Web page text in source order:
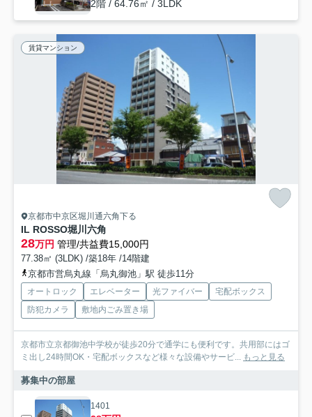
2階 / 64.76㎡ / 3LDK
賃貸マンション
京都市中京区堀川通六角下る
IL ROSSO堀川六角
28万円 管理/共益費15,000円
77.38㎡ (3LDK) /築18年 /14階建
京都市営烏丸線「烏丸御池」駅 徒歩11分
オートロック エレベーター 光ファイバー
宅配ボックス
防犯カメラ
敷地内ごみ置き場
京都市立京都御池中学校が徒歩20分で通学にも便利です。共用部にはゴ
ミ出し24時間OK・宅配ボックスなど様々な設備やサービ... もっと見る
募集中の部屋
1401